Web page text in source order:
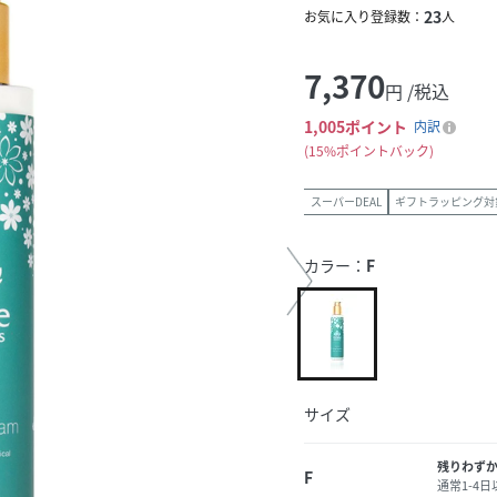
お気に入り登録数： 23人
7,370円 /税込
1,005ポイント 内訳
15%ポイントバック
スーパーDEAL ギフトラッピング対
カラー： F
サイズ
F
残りわずか
通常1-4日